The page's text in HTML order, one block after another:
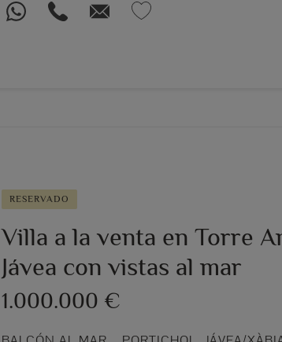
RESERVADO
Villa a la venta en Torre
Jávea con vistas al mar
1.000.000 €